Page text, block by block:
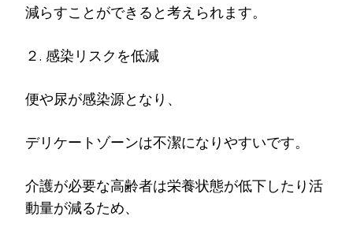
減らすことができると考えられます。
２. 感染リスクを低減
便や尿が感染源となり、
デリケートゾーンは不潔になりやすいです。
介護が必要な高齢者は栄養状態が低下したり活
動量が減るため、